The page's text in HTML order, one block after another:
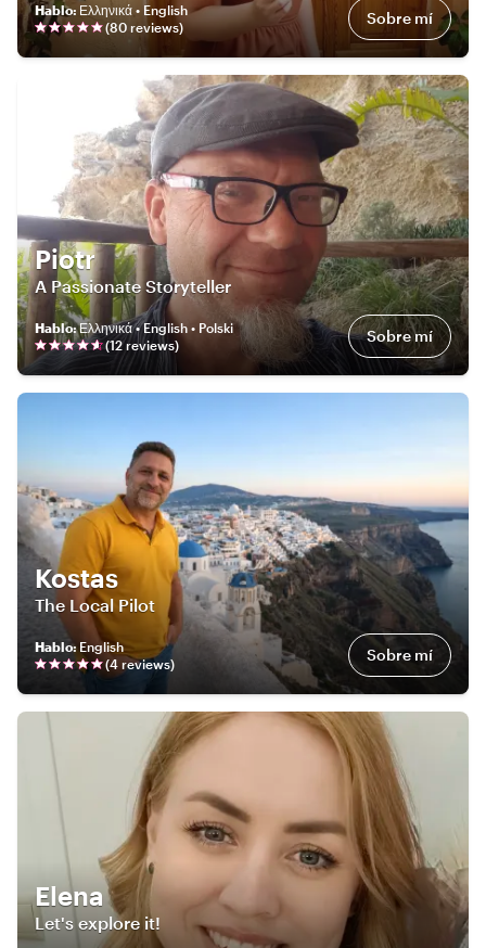
Hablo: Ελληνικά • English
(80 reviews) Sobre mí
Piotr
A Passionate Storyteller
Hablo:Ελληνικά • English • Polski
(12reviews) Sobre mí
Kostas
The Local Pilot
Hablo: English
(4 reviews) Sobre mí
Elena
Let's explore it!